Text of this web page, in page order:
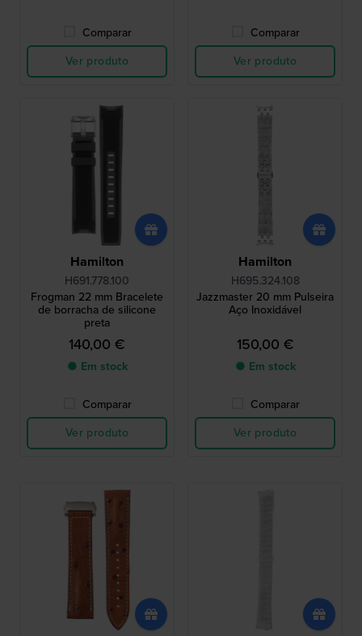
Comparar
Ver produto
Comparar
Ver produto
Hamilton
H691.778.100
Frogman 22 mm Bracelete
de borracha de silicone
preta
140,00 €
● Em stock
Comparar
Ver produto
Hamilton
H695.324.108
Jazzmaster 20 mm Pulseira
Aço Inoxidável
150,00 €
● Em stock
Comparar
Ver produto